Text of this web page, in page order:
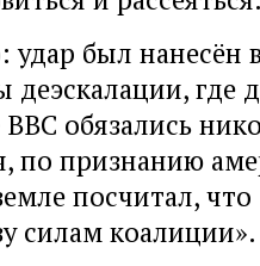
был нанесён
деэскалации, где
обязались
по признанию
посчитал,
силам коалиции».